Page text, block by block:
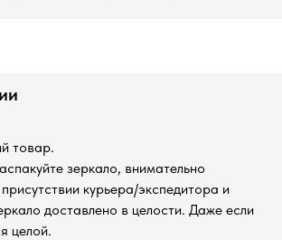
товар.
зеркало, внимательно
курьера/экспедитора и
доставлено в целости. Даже если
целой.